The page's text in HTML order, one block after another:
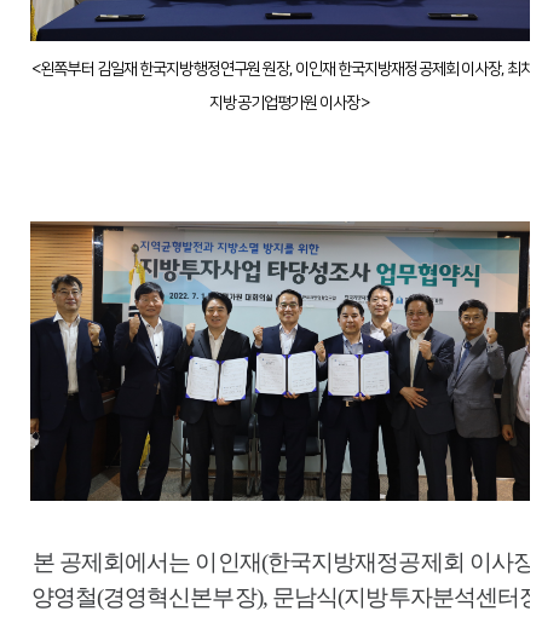
<왼쪽부터 김일재 한국지방행정연구원 원장, 이인재 한국지방재정공제회 이사장, 최치
지방공기업평가원 이사장>
본 공제회에서는 이인재(한국지방재정공제회 이사장
양영철(경영혁신본부장), 문남식(지방투자분석센터